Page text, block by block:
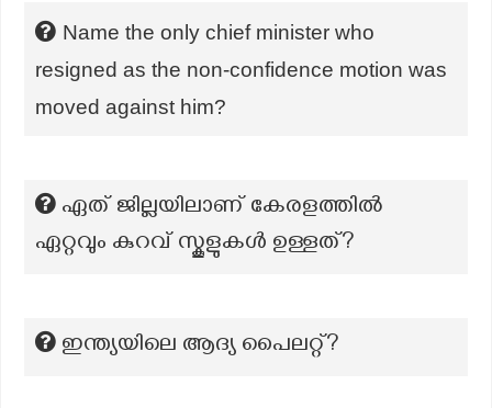
Name the only chief minister who
resigned as the non-confidence motion was
moved against him?
ഏത് ജില്ലയിലാണ് കേരളത്തിൽ
ഏറ്റവും കുറവ് സ്കൂളുകൾ ഉള്ളത്?
ഇന്ത്യയിലെ ആദ്യ പൈലറ്റ്?